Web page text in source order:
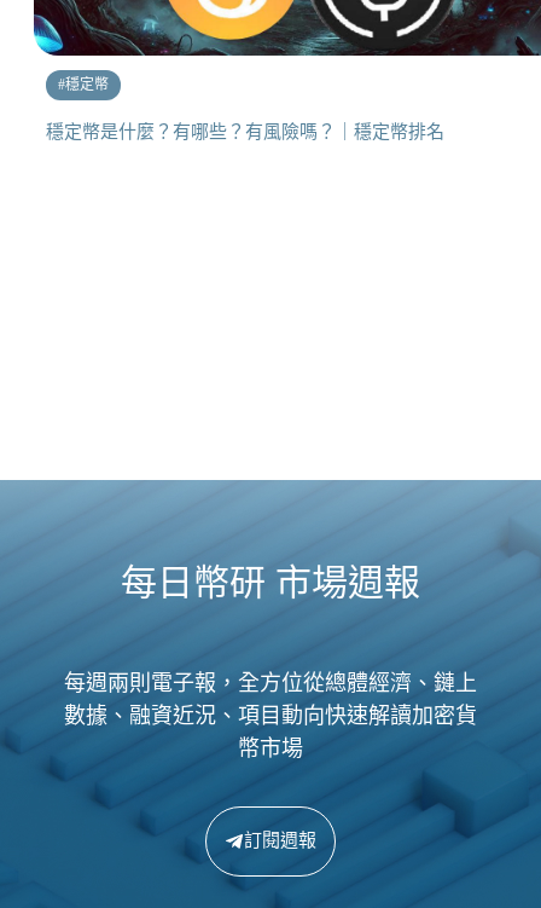
#穩定幣
穩定幣是什麼？有哪些？有風險嗎？｜穩定幣排名
每日幣研 市場週報
每週兩則電子報，全方位從總體經濟、鏈上
數據、融資近況、項目動向快速解讀加密貨
幣市場
訂閱週報